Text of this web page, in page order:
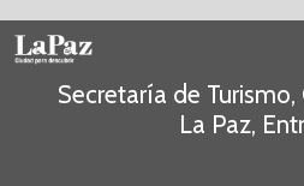
Secretaría de
La Paz,